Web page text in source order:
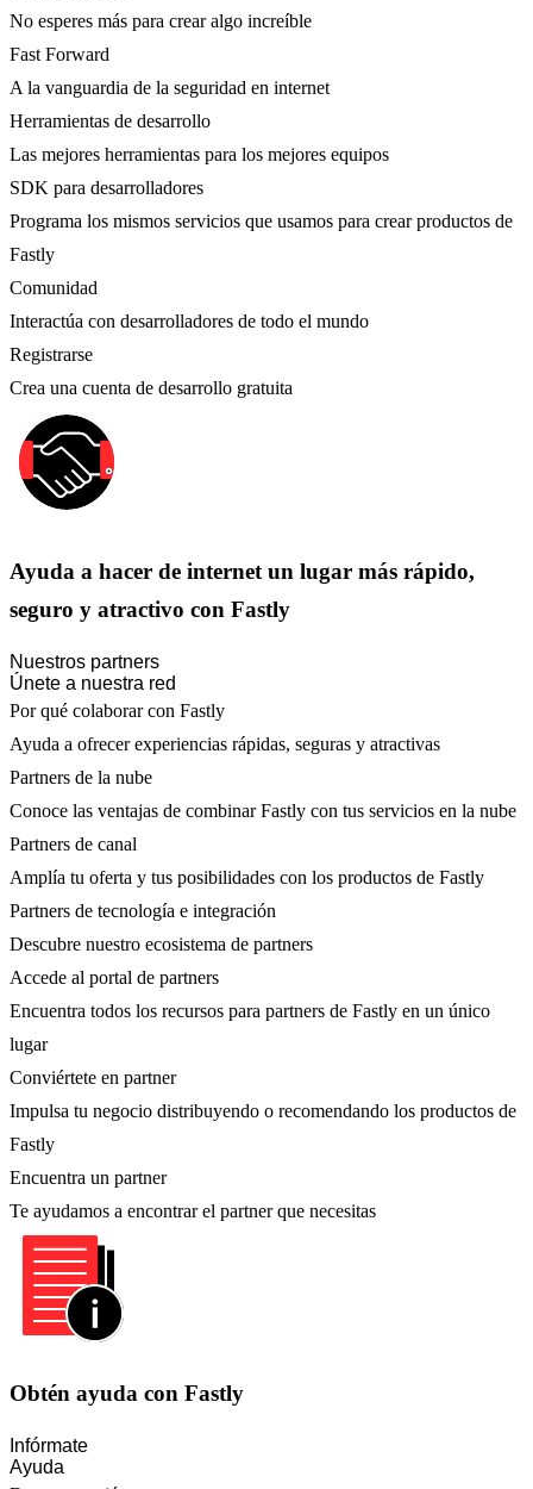
No esperes más para crear algo increíble
Fast Forward
A la vanguardia de la seguridad en internet
Herramientas de desarrollo
Las mejores herramientas para los mejores equipos
SDK para desarrolladores
Programa los mismos servicios que usamos para crear productos de
Fastly
Comunidad
Interactúa con desarrolladores de todo el mundo
Registrarse
Crea una cuenta de desarrollo gratuita
Ayuda a hacer de internet un lugar más rápido,
seguro y atractivo con Fastly
Nuestros partners
Únete a nuestra red
Por qué colaborar con Fastly
Ayuda a ofrecer experiencias rápidas, seguras y atractivas
Partners de la nube
Conoce las ventajas de combinar Fastly con tus servicios en la nube
Partners de canal
Amplía tu oferta y tus posibilidades con los productos de Fastly
Partners de tecnología e integración
Descubre nuestro ecosistema de partners
Accede al portal de partners
Encuentra todos los recursos para partners de Fastly en un único
lugar
Conviértete en partner
Impulsa tu negocio distribuyendo o recomendando los productos de
Fastly
Encuentra un partner
Te ayudamos a encontrar el partner que necesitas
Obtén ayuda con Fastly
Infórmate
Ayuda